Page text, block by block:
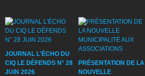
JOURNAL L'ÉCHO DU
CIQ LE DÉFENDS N° 28
JUIN 2026
PRÉSENTATION DE LA
NOUVELLE